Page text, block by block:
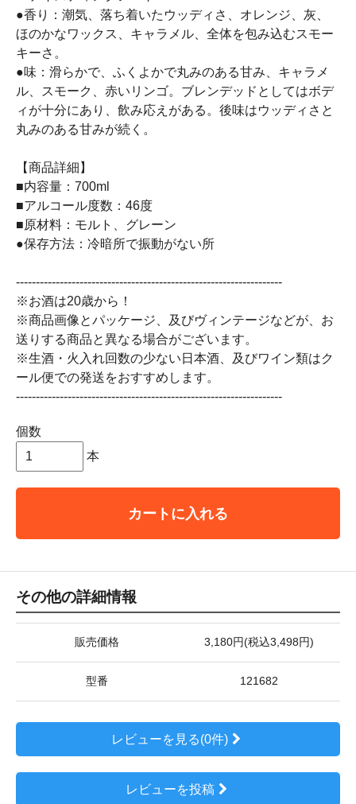
●香り：潮気、落ち着いたウッディさ、オレンジ、灰、
ほのかなワックス、キャラメル、全体を包み込むスモー
キーさ。
●味：滑らかで、ふくよかで丸みのある甘み、キャラメ
ル、スモーク、赤いリンゴ。ブレンデッドとしてはボデ
ィが十分にあり、飲み応えがある。後味はウッディさと
丸みのある甘みが続く。
【商品詳細】
■内容量：700ml
■アルコール度数：46度
■原材料：モルト、グレーン
●保存方法：冷暗所で振動がない所
-------------------------------------------------------------------
※お酒は20歳から！
※商品画像とパッケージ、及びヴィンテージなどが、お
送りする商品と異なる場合がございます。
※生酒・火入れ回数の少ない日本酒、及びワイン類はク
ール便での発送をおすすめします。
-------------------------------------------------------------------
個数
本
カートに入れる
その他の詳細情報
販売価格 3,180円(税込3,498円)
型番 121682
レビューを見る(0件)
レビューを投稿